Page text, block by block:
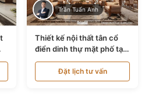
Trần Tuấn Anh
Thiết kế nội thất tân cổ
điển dinh thự mặt phố tại
Quảng Ninh NT24531
Đặt lịch tư vấn